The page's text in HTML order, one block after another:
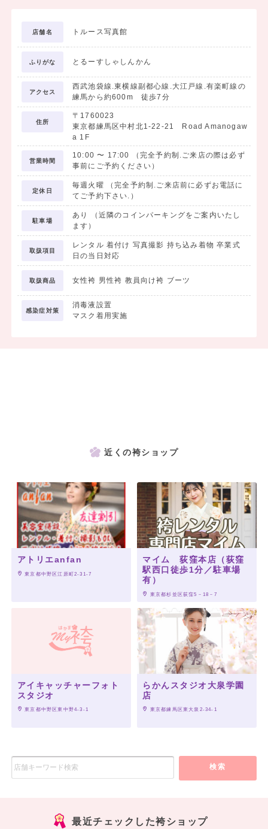
店舗名 トルース写真館
ふりがな とるーすしゃしんかん
アクセス
西武池袋線.東横線副都心線.大江戸線.有楽町線の
練馬から約600m 徒歩7分
住所
〒1760023
東京都練馬区中村北1-22-21 Road Amanogaw
a 1F
営業時間
10:00 〜 17:00
（完全予約制.ご来店の際は必ず
事前にご予約ください）
定休日
毎週火曜 （完全予約制.ご来店前に必ずお電話に
てご予約下さい.）
駐車場
あり （近隣のコインパーキングをご案内いたし
ます）
取扱項目
レンタル 着付け 写真撮影 持ち込み着物 卒業式
日の当日対応
取扱商品 女性袴 男性袴 教員向け袴 ブーツ
感染症対策
消毒液設置
マスク着用実施
近くの袴ショップ
アトリエanfan
東京都中野区江原町2-31-7
マイム 荻窪本店（荻窪
駅西口徒歩1分／駐車場
有）
東京都杉並区荻窪5－18－7
アイキャッチャーフォト
スタジオ
東京都中野区東中野4‐3‐1
らかんスタジオ大泉学園
店
東京都練馬区東大泉2-34-1
検索
最近チェックした袴ショップ